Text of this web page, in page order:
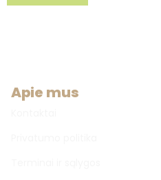
Apie mus